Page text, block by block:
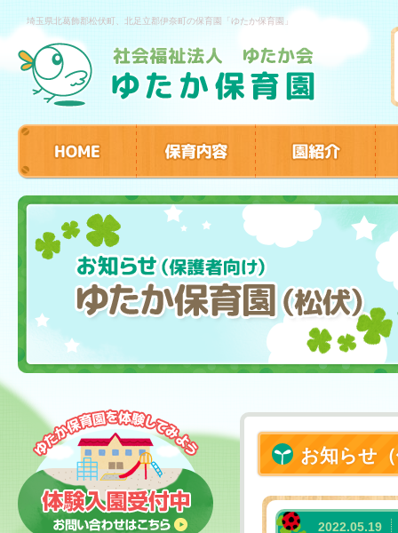
埼玉県北葛飾郡松伏町、北足立郡伊奈町の保育園「ゆたか保育園」
お知らせ
2022.05.19